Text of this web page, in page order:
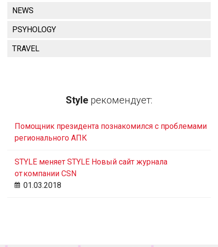
NEWS
PSYHOLOGY
TRAVEL
Style рекомендует:
Помощник президента познакомился с проблемами
регионального АПК
STYLE меняет STYLE Новый сайт журнала
от компании CSN
01.03.2018